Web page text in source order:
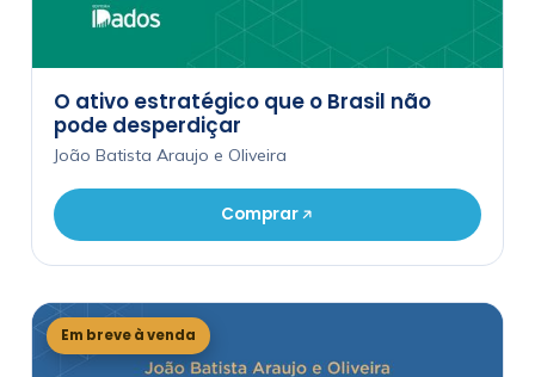
O ativo estratégico que o Brasil não
pode desperdiçar
João Batista Araujo e Oliveira
Comprar
Em breve à venda